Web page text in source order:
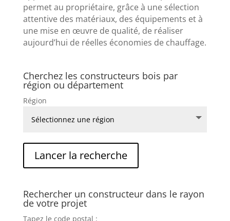
permet au propriétaire, grâce à une sélection
attentive des matériaux, des équipements et à
une mise en œuvre de qualité, de réaliser
aujourd’hui de réelles économies de chauffage.
Cherchez les constructeurs bois par
région ou département
Région
Rechercher un constructeur dans le rayon
de votre projet
Tapez le code postal :